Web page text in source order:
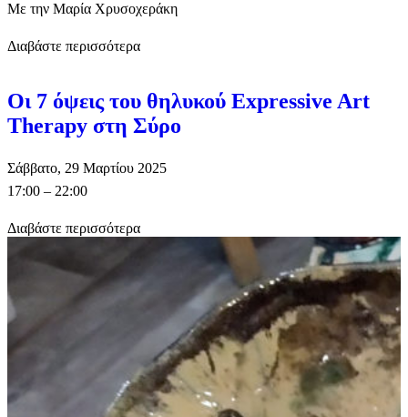
Με την Μαρία Χρυσοχεράκη
Διαβάστε περισσότερα
Οι 7 όψεις του θηλυκού Expressive Art
Therapy στη Σύρο
Σάββατο, 29 Μαρτίου 2025
17:00 – 22:00
Διαβάστε περισσότερα